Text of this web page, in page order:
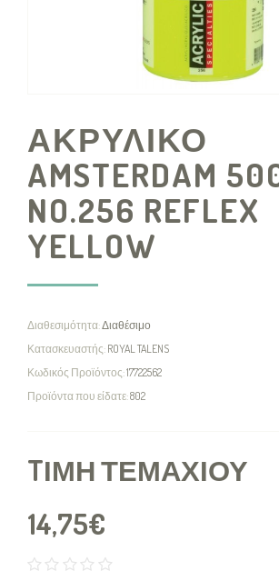
ΑΚΡΥΛΙΚΟ
AMSTERDAM
NO.256 REFLEX
YELLOW
Διαθεσιμότητα:Διαθέσιμο
Κατασκευαστής: ROYAL TALENS
Κωδικός Προϊόντος:17722562
Προϊόντα που είδατε:802
TΙΜΉ ΤΕΜΑΧΊΟΥ
14,75€